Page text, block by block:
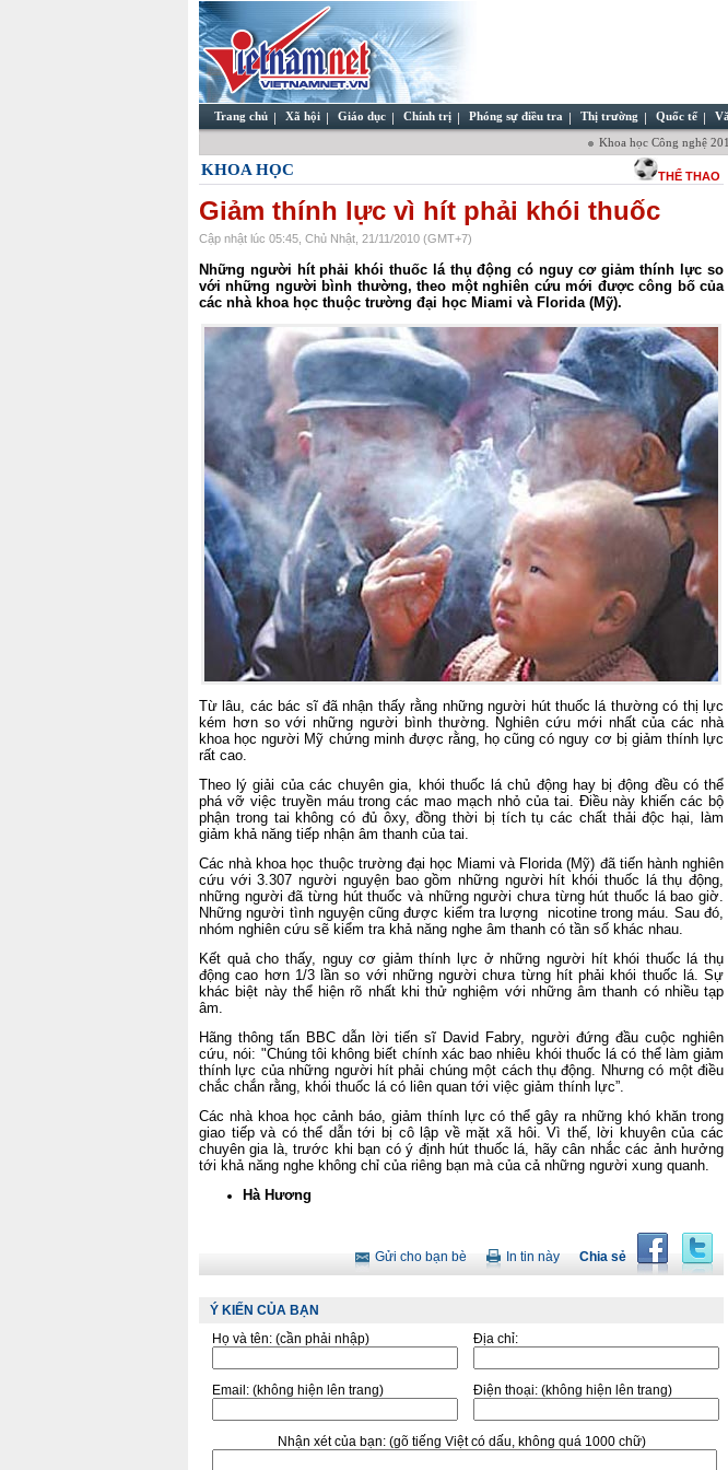
Trang chủ Xã hội Giáo dục Chính trị Phóng sự điều tra Thị trường Quốc tế
Khoa học Công nghệ
KHOA HỌC THỂ THAO
Giảm thính lực vì hít phải khói thuốc
Cập nhật lúc 05:45, Chủ Nhật, 21/11/2010 (GMT+7)
Những người hít phải khói thuốc lá thụ động có nguy cơ giảm thính lực so
với những người bình thường, theo một nghiên cứu mới được công bố của
các nhà khoa học thuộc trường đại học Miami và Florida (Mỹ).
Từ lâu, các bác sĩ đã nhận thấy rằng những người hút thuốc lá thường có thị lực
kém hơn so với những người bình thường. Nghiên cứu mới nhất của các nhà
khoa học người Mỹ chứng minh được rằng, họcũng có nguy cơ bị giảm thính lực
rất cao.
Theo lý giải của các chuyên gia, khói thuốc lá chủ động hay bị động đều có thể
phá vỡ việc truyền máu trong các mao mạch nhỏ của tai. Điều này khiến các bộ
phận trong tai không có đủ ôxy, đồng thời bị tích tụ các chất thải độc hại, làm
giảm khả năng tiếp nhận âm thanh của tai.
Các nhà khoa học thuộc trường đại học Miami và Florida (Mỹ) đã tiến hành nghiên
cứu với 3.307 người nguyện bao gồm những người hít khói thuốc lá thụ động,
những người đã từng hút thuốc và những người chưa từng hút thuốc lá bao giờ.
Những người tình nguyện cũng được kiểm tra lượng nicotine trong máu. Sau đó,
nhóm nghiên cứu sẽ kiểm tra khả năng nghe âm thanh có tần số khác nhau.
Kết quả cho thấy, nguy cơ giảm thính lực ở những người hít khói thuốc lá thụ
động cao hơn 1/3 lần so với những người chưa từng hít phải khói thuốc lá. Sự
khác biệt này thể hiện rõ nhất khi thử nghiệm với những âm thanh có nhiều tạp
âm.
Hãng thông tấn BBC dẫn lời tiến sĩ David Fabry, người đứng đầu cuộc nghiên
cứu, nói: "Chúng tôi không biết chính xác bao nhiêu khói thuốc lá có thể làm giảm
thính lực của những người hít phải chúng một cách thụ động. Nhưng có một điều
chắc chắn rằng, khói thuốc lá có liên quan tới việc giảm thính lực”.
Các nhà khoa học cảnh báo, giảm thính lực có thể gây ra những khó khăn trong
giao tiếp và có thể dẫn tới bị cô lập về mặt xã hôi. Vì thế, lời khuyên của các
chuyên gia là, trước khi bạn có ý định hút thuốc lá, hãy cân nhắc các ảnh hưởng
tới khả năng nghe không chỉ của riêng bạn mà của cả những người xung quanh.
Hà Hương
Chia sẻ
In tin này
Gửi cho bạn bè
Ý KIẾN CỦA BẠN
Họ và tên: (cần phải nhập) Địa chỉ:
Email: (không hiện lên trang) Điện thoại: (không hiện lên trang)
Nhận xét của bạn: (gõ tiếng Việt có dấu, không quá 1000 chữ)